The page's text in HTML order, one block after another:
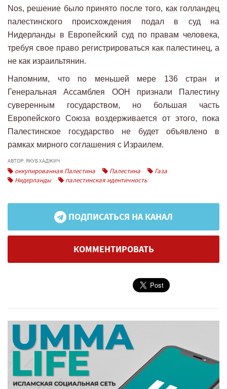
Nos, решение было принято после того, как голландец
палестинского происхождения подал в суд на
Нидерланды в Европейский суд по правам человека,
требуя свое право регистрироваться как палестинец, а
не как израильтянин.
Напомним, что по меньшей мере 136 стран и
Генеральная Ассамблея ООН признали Палестину
суверенным государством, но большая часть
Европейского Союза воздерживается от этого, пока
Палестинское государство не будет объявлено ​​в
рамках мирного соглашения с Израилем.
АВТОР: ЯКУБ ХАДЖИЧ
оккупированная Палестина Палестина
Газа
Нидерланды
палестинская идентичность
ПОДПИСАТЬСЯ НА КАНАЛ
КОММЕНТИРОВАТЬ